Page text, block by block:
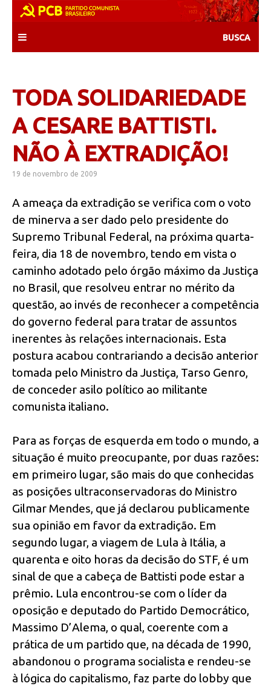
content
TODA SOLIDARIEDADE
A CESARE BATTISTI.
NÃO À EXTRADIÇÃO!
19 de novembro de 2009
A ameaça da extradição se verifica com o voto
de minerva a ser dado pelo presidente do
Supremo Tribunal Federal, na próxima quarta-
feira, dia 18 de novembro, tendo em vista o
caminho adotado pelo órgão máximo da Justiça
no Brasil, que resolveu entrar no mérito da
questão, ao invés de reconhecer a competência
do governo federal para tratar de assuntos
inerentes às relações internacionais. Esta
postura acabou contrariando a decisão anterior
tomada pelo Ministro da Justiça, Tarso Genro,
de conceder asilo político ao militante
comunista italiano.
Para as forças de esquerda em todo o mundo, a
situação é muito preocupante, por duas razões:
em primeiro lugar, são mais do que conhecidas
as posições ultraconservadoras do Ministro
Gilmar Mendes, que já declarou publicamente
sua opinião em favor da extradição. Em
segundo lugar, a viagem de Lula à Itália, a
quarenta e oito horas da decisão do STF, é um
sinal de que a cabeça de Battisti pode estar a
prêmio. Lula encontrou-se com o líder da
oposição e deputado do Partido Democrático,
Massimo D’Alema, o qual, coerente com a
prática de um partido que, na década de 1990,
abandonou o programa socialista e rendeu-se
à lógica do capitalismo, faz parte do lobby que